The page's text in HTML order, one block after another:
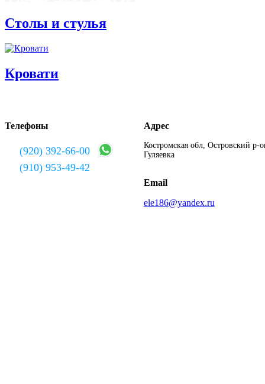
Столы и стулья
Кровати
Телефоны
(920) 392-66-00
(910) 953-49-42
Адрес
Костромская обл, Островский р-
Гуляевка
Email
ele186@yandex.ru